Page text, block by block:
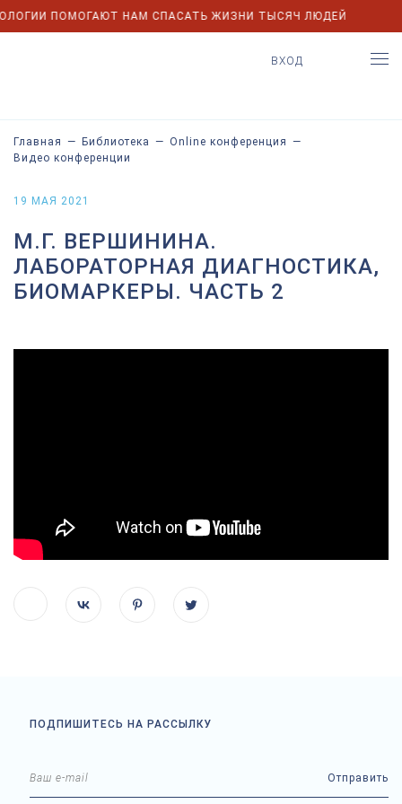
ПОМОГАЮТ НАМ СПАСАТЬ ЖИЗНИ ТЫСЯЧ ЛЮДЕЙ
ВХОД
Главная — Библиотека — Online конференция —
Видео конференции
19 МАЯ 2021
М.Г. ВЕРШИНИНА.
ЛАБОРАТОРНАЯ ДИАГНОСТИКА,
БИОМАРКЕРЫ. ЧАСТЬ 2
ПОДПИШИТЕСЬ НА РАССЫЛКУ